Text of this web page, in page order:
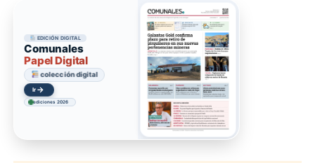
EDICIÓN DIGITAL
Comunales
Papel Digital
colección digital
Ir →
ediciones 2026